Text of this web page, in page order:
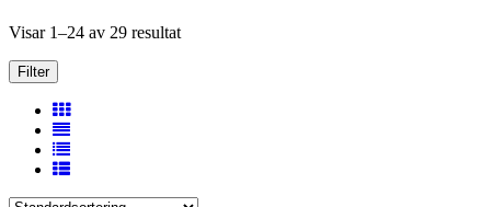
Visar 1–24 av 29 resultat
Filter